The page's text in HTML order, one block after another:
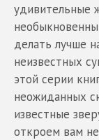
удивительные
делать лучше
неизвестных
этой серии
неожиданных
известные
откроем вам